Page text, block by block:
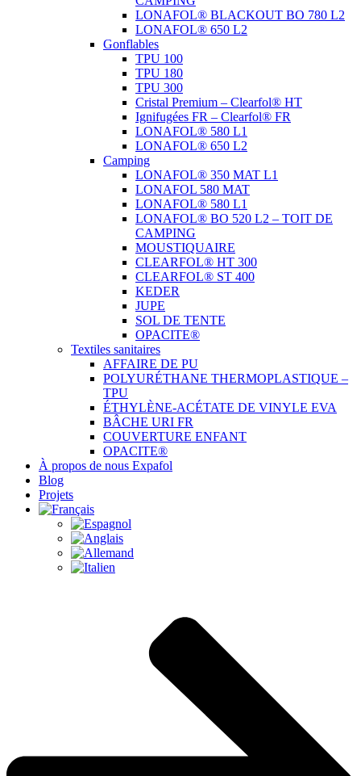
LONAFOL® BLACKOUT BO 780 L2
LONAFOL® 650 L2
Gonflables
TPU 100
TPU 180
TPU 300
Cristal Premium – Clearfol® HT
Ignifugées FR – Clearfol® FR
LONAFOL® 580 L1
LONAFOL® 650 L2
Camping
LONAFOL® 350 MAT L1
LONAFOL 580 MAT
LONAFOL® 580 L1
LONAFOL® BO 520 L2 – TOIT DE
CAMPING
MOUSTIQUAIRE
CLEARFOL® HT 300
CLEARFOL® ST 400
KEDER
JUPE
SOL DE TENTE
OPACITE®
Textiles sanitaires
AFFAIRE DE PU
POLYURÉTHANE THERMOPLASTIQUE –
TPU
ÉTHYLÈNE-ACÉTATE DE VINYLE EVA
BÂCHE URI FR
COUVERTURE ENFANT
OPACITE®
À propos de nous Expafol
Blog
Projets